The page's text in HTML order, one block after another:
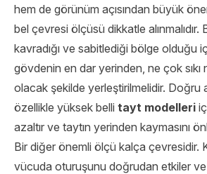
hem de görünüm açısından büyük
bel çevresi ölçüsü dikkatle alınmalıdır.
kavradığı ve sabitlediği bölge olduğu
gövdenin en dar yerinden, ne çok
olacak şekilde yerleştirilmelidir. Doğru
özellikle yüksek belli tayt modelleri
azaltır ve taytın yerinden kaymasını
Bir diğer önemli ölçü kalça çevresidir.
vücuda oturuşunu doğrudan etkiler